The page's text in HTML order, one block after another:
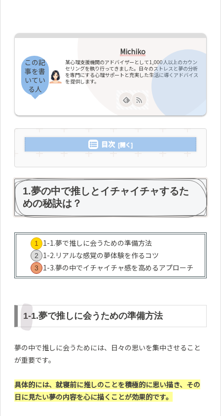
この記
事を書
いてい
る人
Michiko
某心理支援機関のアドバイザーとして1,000人以上のカウン
セリングを執り行ってきました。日々のストレスと夢の分析
を専門にする心理サポートと充実した生活に導くアドバイス
を提供します。
目次
1.夢の中で推しとイチャイチャするた
めの秘訣は？
1-1.夢で推しに会うための準備方法
1-2.リアルな感覚の夢体験を作るコツ
1-3.夢の中でイチャイチャ感を高めるアプローチ
1-1.夢で推しに会うための準備方法
夢の中で推しに会うためには、日々の思いを集中させること
が重要です。
具体的には、就寝前に推しのことを積極的に思い描き、その
日に見たい夢の内容を心に描くことが効果的です。